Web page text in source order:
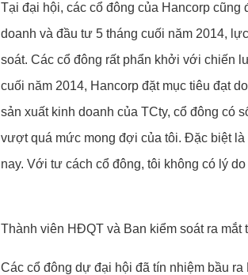
Tại đại hội, các cổ đông của Hancorp cũng
doanh và đầu tư 5 tháng cuối năm 2014,
soát. Các cổ đông rất phẩn khởi với chiến
cuối năm 2014, Hancorp đặt mục tiêu đạt
sản xuất kinh doanh của TCty, cổ đông có
vượt quá mức mong đợi của tôi. Đặc biệt là
nay. Với tư cách cổ đông, tôi không có lý
Thành viên HĐQT và Ban kiểm soát ra mắt
Các cổ đông dự đại hội đã tín nhiệm bầu